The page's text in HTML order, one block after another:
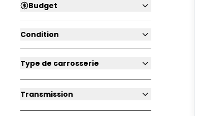
Budget
Condition
Type de carrosserie
Transmission